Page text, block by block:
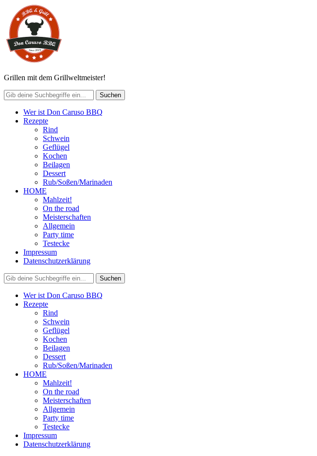
Grillen mit dem Grillweltmeister!
Wer ist Don Caruso BBQ
Rezepte
Rind
Schwein
Geflügel
Kochen
Beilagen
Dessert
Rub/Soßen/Marinaden
HOME
Mahlzeit!
On the road
Meisterschaften
Allgemein
Party time
Testecke
Impressum
Datenschutzerklärung
Wer ist Don Caruso BBQ
Rezepte
Rind
Schwein
Geflügel
Kochen
Beilagen
Dessert
Rub/Soßen/Marinaden
HOME
Mahlzeit!
On the road
Meisterschaften
Allgemein
Party time
Testecke
Impressum
Datenschutzerklärung